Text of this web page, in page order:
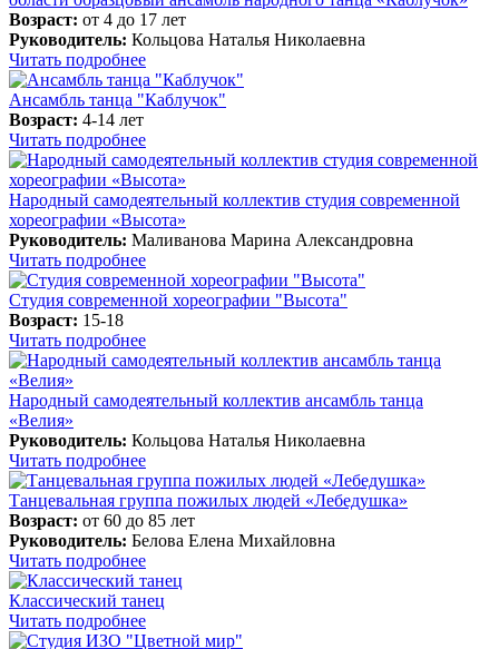
Возраст: от 4 до 17 лет
Руководитель: Кольцова Наталья Николаевна
Читать подробнее
Ансамбль танца "Каблучок"
Возраст: 4-14 лет
Читать подробнее
Народный самодеятельный коллектив студия современной
хореографии «Высота»
Руководитель: Маливанова Марина Александровна
Читать подробнее
Студия современной хореографии "Высота"
Возраст: 15-18
Читать подробнее
Народный самодеятельный коллектив ансамбль танца
«Велия»
Руководитель: Кольцова Наталья Николаевна
Читать подробнее
Танцевальная группа пожилых людей «Лебедушка»
Возраст: от 60 до 85 лет
Руководитель: Белова Елена Михайловна
Читать подробнее
Классический танец
Читать подробнее